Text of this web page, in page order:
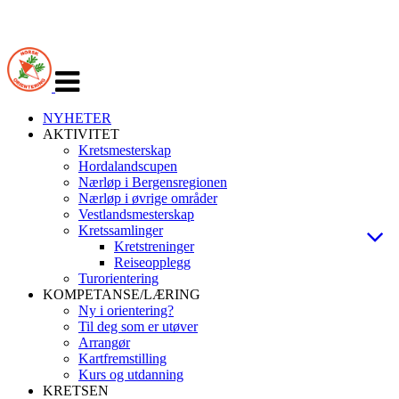
navigasjon
NYHETER
AKTIVITET
Kretsmesterskap
Hordalandscupen
Nærløp i Bergensregionen
Nærløp i øvrige områder
Vestlandsmesterskap
Kretssamlinger
Kretstreninger
Reiseopplegg
Turorientering
KOMPETANSE/LÆRING
Ny i orientering?
Til deg som er utøver
Arrangør
Kartfremstilling
Kurs og utdanning
KRETSEN